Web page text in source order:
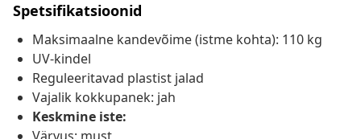
Spetsifikatsioonid
Maksimaalne kandevõime (istme kohta): 110 kg
UV-kindel
Reguleeritavad plastist jalad
Vajalik kokkupanek: jah
Keskmine iste: